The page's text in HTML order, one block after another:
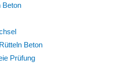
Beton
Beton
Prüfung